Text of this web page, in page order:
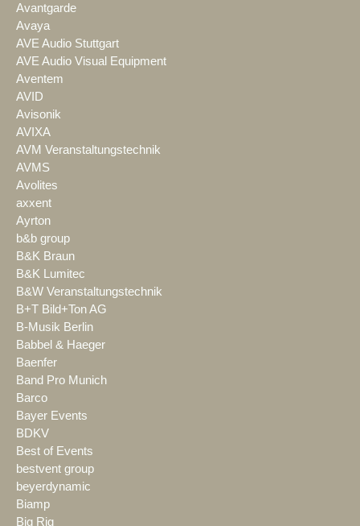
Avantgarde
Avaya
AVE Audio Stuttgart
AVE Audio Visual Equipment
Aventem
AVID
Avisonik
AVIXA
AVM Veranstaltungstechnik
AVMS
Avolites
axxent
Ayrton
b&b group
B&K Braun
B&K Lumitec
B&W Veranstaltungstechnik
B+T Bild+Ton AG
B-Musik Berlin
Babbel & Haeger
Baenfer
Band Pro Munich
Barco
Bayer Events
BDKV
Best of Events
bestvent group
beyerdynamic
Biamp
Big Rig